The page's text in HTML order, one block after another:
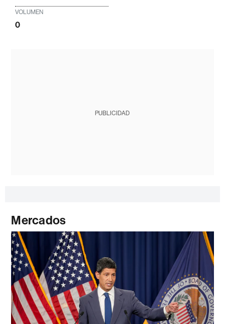
VOLUMEN
0
PUBLICIDAD
Mercados